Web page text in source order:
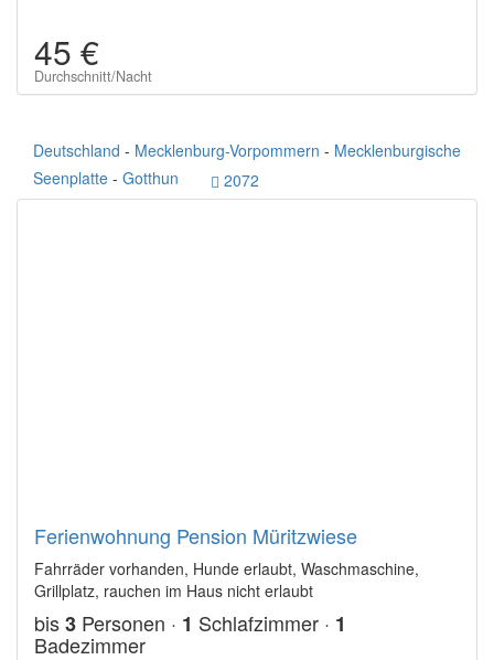
45 €
Durchschnitt/Nacht
Deutschland - Mecklenburg-Vorpommern - Mecklenburgische
Seenplatte - Gotthun 2072
Ferienwohnung Pension Müritzwiese
Fahrräder vorhanden, Hunde erlaubt, Waschmaschine,
Grillplatz, rauchen im Haus nicht erlaubt
bis3 Personen · 1 Schlafzimmer · 1
Badezimmer